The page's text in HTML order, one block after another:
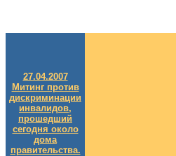
27.04.2007
Митинг против
дискриминации
инвалидов,
прошедший
сегодня около
дома
правительства.